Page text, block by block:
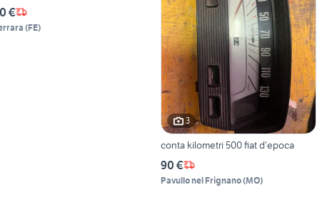
€
(FE)
3
conta kilometri 500 fiat d’epoca
90 €
Pavullo nel Frignano(MO)